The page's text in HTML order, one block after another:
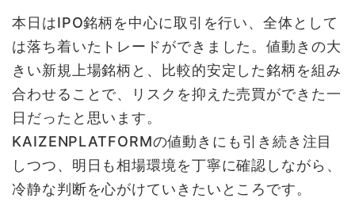
本日はIPO銘柄を中心に取引を行い、全体として
は落ち着いたトレードができました。値動きの大
きい新規上場銘柄と、比較的安定した銘柄を組み
合わせることで、リスクを抑えた売買ができた一
日だったと思います。
KAIZENPLATFORMの値動きにも引き続き注目
しつつ、明日も相場環境を丁寧に確認しながら、
冷静な判断を心がけていきたいところです。